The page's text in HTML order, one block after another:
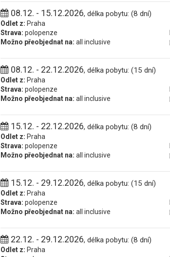
08.12. - 15.12.2026, délka pobytu: (8 dní)
Odlet z: Praha
Strava: polopenze
Možno přeobjednat na: all inclusive
08.12. - 22.12.2026, délka pobytu: (15 dní)
Odlet z: Praha
Strava: polopenze
Možno přeobjednat na: all inclusive
15.12. - 22.12.2026, délka pobytu: (8 dní)
Odlet z: Praha
Strava: polopenze
Možno přeobjednat na: all inclusive
15.12. - 29.12.2026, délka pobytu: (15 dní)
Odlet z: Praha
Strava: polopenze
Možno přeobjednat na: all inclusive
22.12. - 29.12.2026, délka pobytu: (8 dní)
Odlet z: Praha